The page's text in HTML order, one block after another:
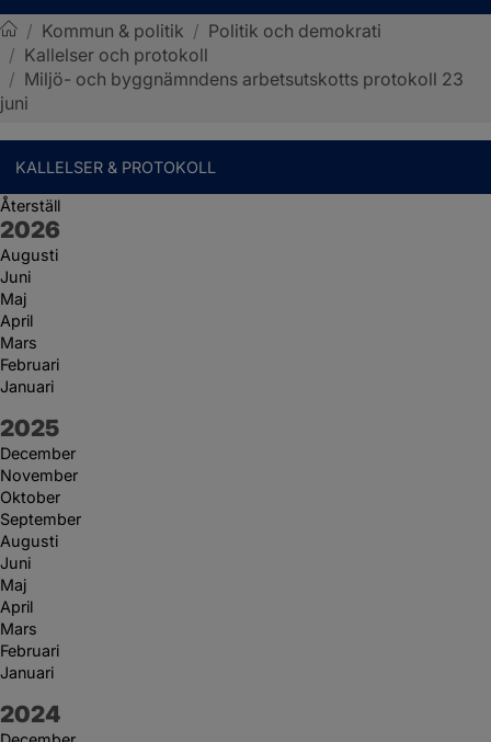
Sotenäs kommun
/ Kommun & politik / Politik och demokrati
/ Kallelser och protokoll
/ Miljö- och byggnämndens arbetsutskotts protokoll 23
juni
KALLELSER & PROTOKOLL
Återställ
År:
2026
Augusti
Juni
Maj
April
Mars
Februari
Januari
År:
2025
December
November
Oktober
September
Augusti
Juni
Maj
April
Mars
Februari
Januari
År:
2024